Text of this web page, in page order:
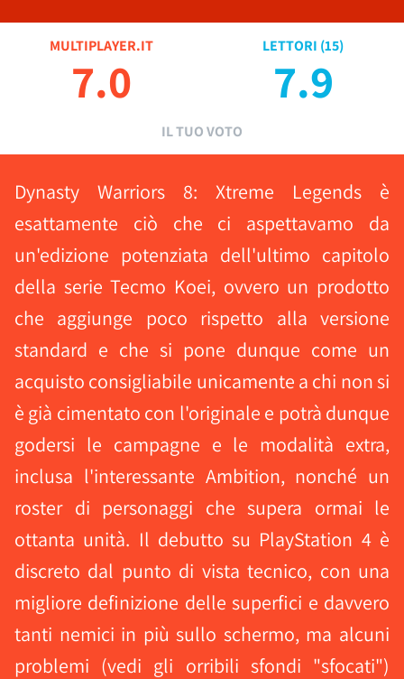
MULTIPLAYER.IT
7.0
LETTORI (15)
7.9
IL TUO VOTO
Dynasty Warriors 8: Xtreme Legends è
esattamente ciò che ci aspettavamo da
un'edizione potenziata dell'ultimo capitolo
della serie Tecmo Koei, ovvero un prodotto
che aggiunge poco rispetto alla versione
standard e che si pone dunque come un
acquisto consigliabile unicamente a chi non si
è già cimentato con l'originale e potrà dunque
godersi le campagne e le modalità extra,
inclusa l'interessante Ambition, nonché un
roster di personaggi che supera ormai le
ottanta unità. Il debutto su PlayStation 4 è
discreto dal punto di vista tecnico, con una
migliore definizione delle superfici e davvero
tanti nemici in più sullo schermo, ma alcuni
problemi (vedi gli orribili sfondi "sfocati")